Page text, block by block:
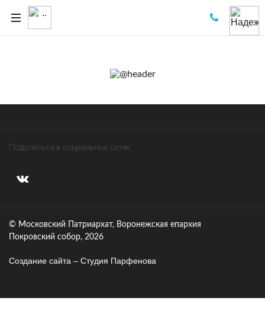
Поделиться в социальных сетях
© Московский Патриархат, Воронежcкая епархия
Покровский собор, 2026
Создание сайта – Cтудия Парфенова